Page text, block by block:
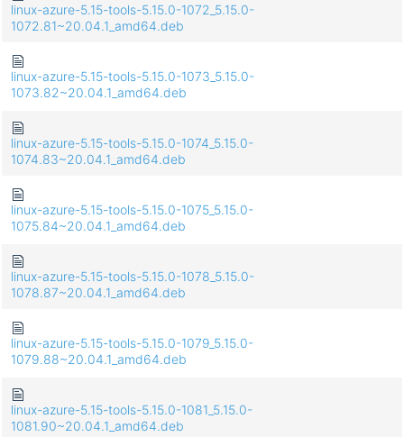
linux-azure-5.15-tools-5.15.0-1072_5.15.0-
1072.81~20.04.1_amd64.deb
linux-azure-5.15-tools-5.15.0-1073_5.15.0-
1073.82~20.04.1_amd64.deb
linux-azure-5.15-tools-5.15.0-1074_5.15.0-
1074.83~20.04.1_amd64.deb
linux-azure-5.15-tools-5.15.0-1075_5.15.0-
1075.84~20.04.1_amd64.deb
linux-azure-5.15-tools-5.15.0-1078_5.15.0-
1078.87~20.04.1_amd64.deb
linux-azure-5.15-tools-5.15.0-1079_5.15.0-
1079.88~20.04.1_amd64.deb
linux-azure-5.15-tools-5.15.0-1081_5.15.0-
1081.90~20.04.1_amd64.deb